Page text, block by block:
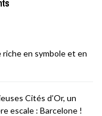
en symbole et en
Cités d’Or, un
escale : Barcelone !